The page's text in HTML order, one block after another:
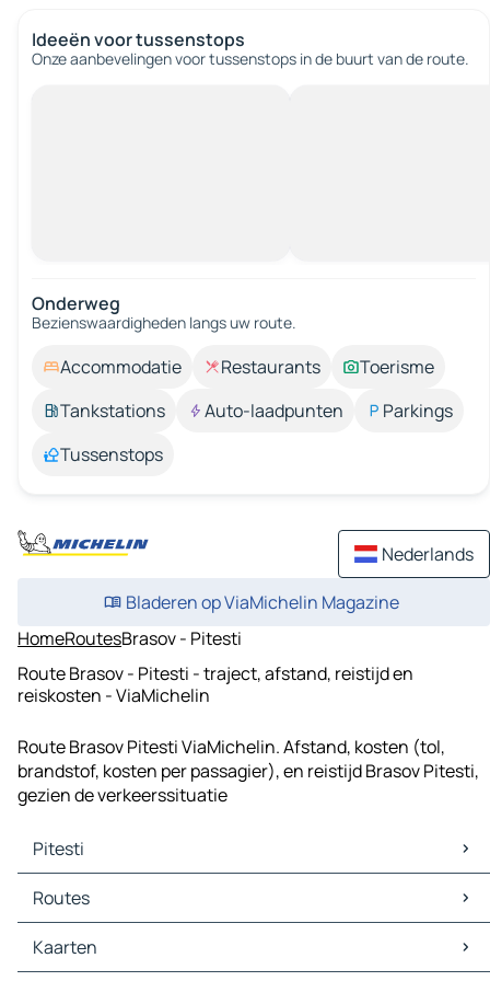
Ideeën voor tussenstops
Onze aanbevelingen voor tussenstops in de buurt van de route.
Onderweg
Bezienswaardigheden langs uw route.
Accommodatie Restaurants
Toerisme
Tankstations
Auto-laadpunten
Parkings
Tussenstops
Nederlands
Bladeren op ViaMichelin Magazine
HomeRoutesBrasov - Pitesti
Route Brasov - Pitesti - traject, afstand, reistijd en
reiskosten - ViaMichelin
Route Brasov Pitesti ViaMichelin. Afstand, kosten (tol,
brandstof, kosten per passagier), en reistijd Brasov Pitesti,
gezien de verkeerssituatie
Pitesti
Pitesti Kaarten
Pitesti Verkeer
Pitesti Hotels
Pitesti Restaurants
Routes
Routes Pitesti - Târgoviște
Routes Pitesti - Râmnicu Vâlcea
Kaarten